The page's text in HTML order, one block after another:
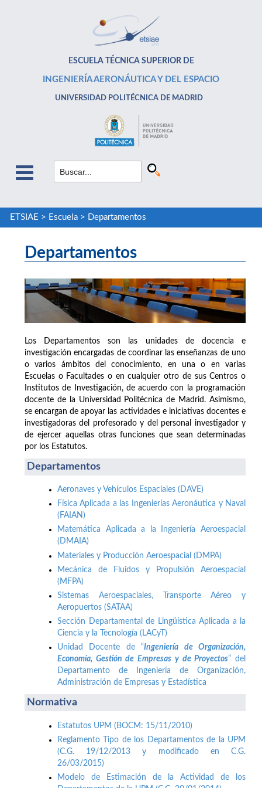
ESCUELA TÉCNICA SUPERIOR DE
INGENIERÍA AERONÁUTICA Y DEL ESPACIO
UNIVERSIDAD POLITÉCNICA DE MADRID
ETSIAE > Escuela> Departamentos
Departamentos
Los Departamentos son las unidades de docencia e
investigación encargadas de coordinar las enseñanzas de uno
o varios ámbitos del conocimiento, en una o en varias
Escuelas o Facultades o en cualquier otro de sus Centros o
Institutos de Investigación, de acuerdo con la programación
docente de la Universidad Politécnica de Madrid. Asimismo,
se encargan de apoyar las actividades e iniciativas docentes e
investigadoras del profesorado y del personal investigador y
de ejercer aquellas otras funciones que sean determinadas
por los Estatutos.
Departamentos
Aeronaves y Vehículos Espaciales (DAVE)
Física Aplicada a las Ingenierías Aeronáutica y Naval
(FAIAN)
Matemática Aplicada a la Ingeniería Aeroespacial
(DMAIA)
Materiales y Producción Aeroespacial (DMPA)
Mecánica de Fluidos y Propulsión Aeroespacial
(MFPA)
Sistemas Aeroespaciales, Transporte Aéreo y
Aeropuertos (SATAA)
Sección Departamental de Lingüística Aplicada a la
Ciencia y la Tecnología (LACyT)
Unidad Docente de “Ingeniería de Organización,
Economía, Gestión de Empresas y de Proyectos” del
Departamento de Ingeniería de Organización,
Administración de Empresas y Estadística
Normativa
Estatutos UPM (BOCM: 15/11/2010)
Reglamento Tipo de los Departamentos de la UPM
(C.G. 19/12/2013 y modificado en C.G.
26/03/2015)
Modelo de Estimación de la Actividad de los